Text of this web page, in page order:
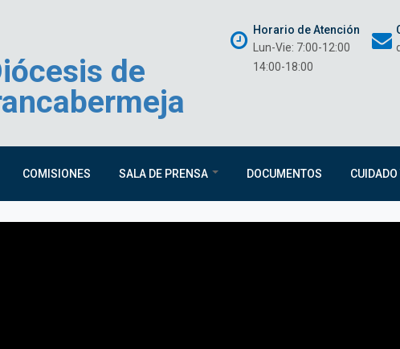
de
Horario de Atención
Lun-Vie: 7:00-12:00
14:00-18:00
COMISIONES SALA DE PRENSA DOCUMENTOS